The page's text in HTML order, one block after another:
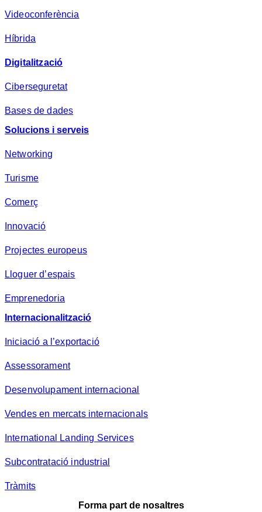
a
Videoconferència
Híbrida
Digitalització
Ciberseguretat
Bases de dades
Solucions i serveis
Networking
Turisme
Comerç
Innovació
Projectes europeus
Lloguer d’espais
Emprenedoria
Internacionalització
Iniciació a l’exportació
Assessorament
Desenvolupament internacional
Vendes en mercats internacionals
International Landing Services
Subcontratació industrial
Tràmits
Forma part de nosaltres